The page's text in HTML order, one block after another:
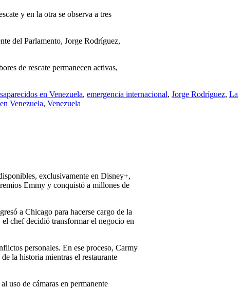
y en la otra se observa a tres
del Parlamento, Jorge Rodríguez,
de rescate permanecen activas,
en Venezuela, emergencia internacional, Jorge Rodríguez, La
Venezuela, Venezuela
exclusivamente en Disney+,
Emmy y conquistó a millones de
a Chicago para hacerse cargo de la
chef decidió transformar el negocio en
personales. En ese proceso, Carmy
la historia mientras el restaurante
uso de cámaras en permanente